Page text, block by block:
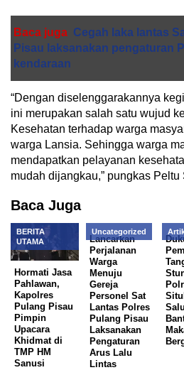
Baca juga Cegah laka lantas
Pisau laksanakan pengaturan
kendaraan
“Dengan diselenggarakannya
ini merupakan salah satu wujud
Kesehatan terhadap warga
warga Lansia. Sehingga warga
mendapatkan pelayanan
mudah dijangkau,” pungkas
Baca Juga
BERITA
UTAMA
Hormati Jasa
Pahlawan,
Kapolres
Pulang Pisau
Pimpin
Upacara
Khidmat di
TMP HM
Sanusi
Uncategorized
Lancarkan
Perjalanan
Warga
Menuju
Gereja
Personel Sat
Lantas Polres
Pulang Pisau
Laksanakan
Pengaturan
Arus Lalu
Lintas